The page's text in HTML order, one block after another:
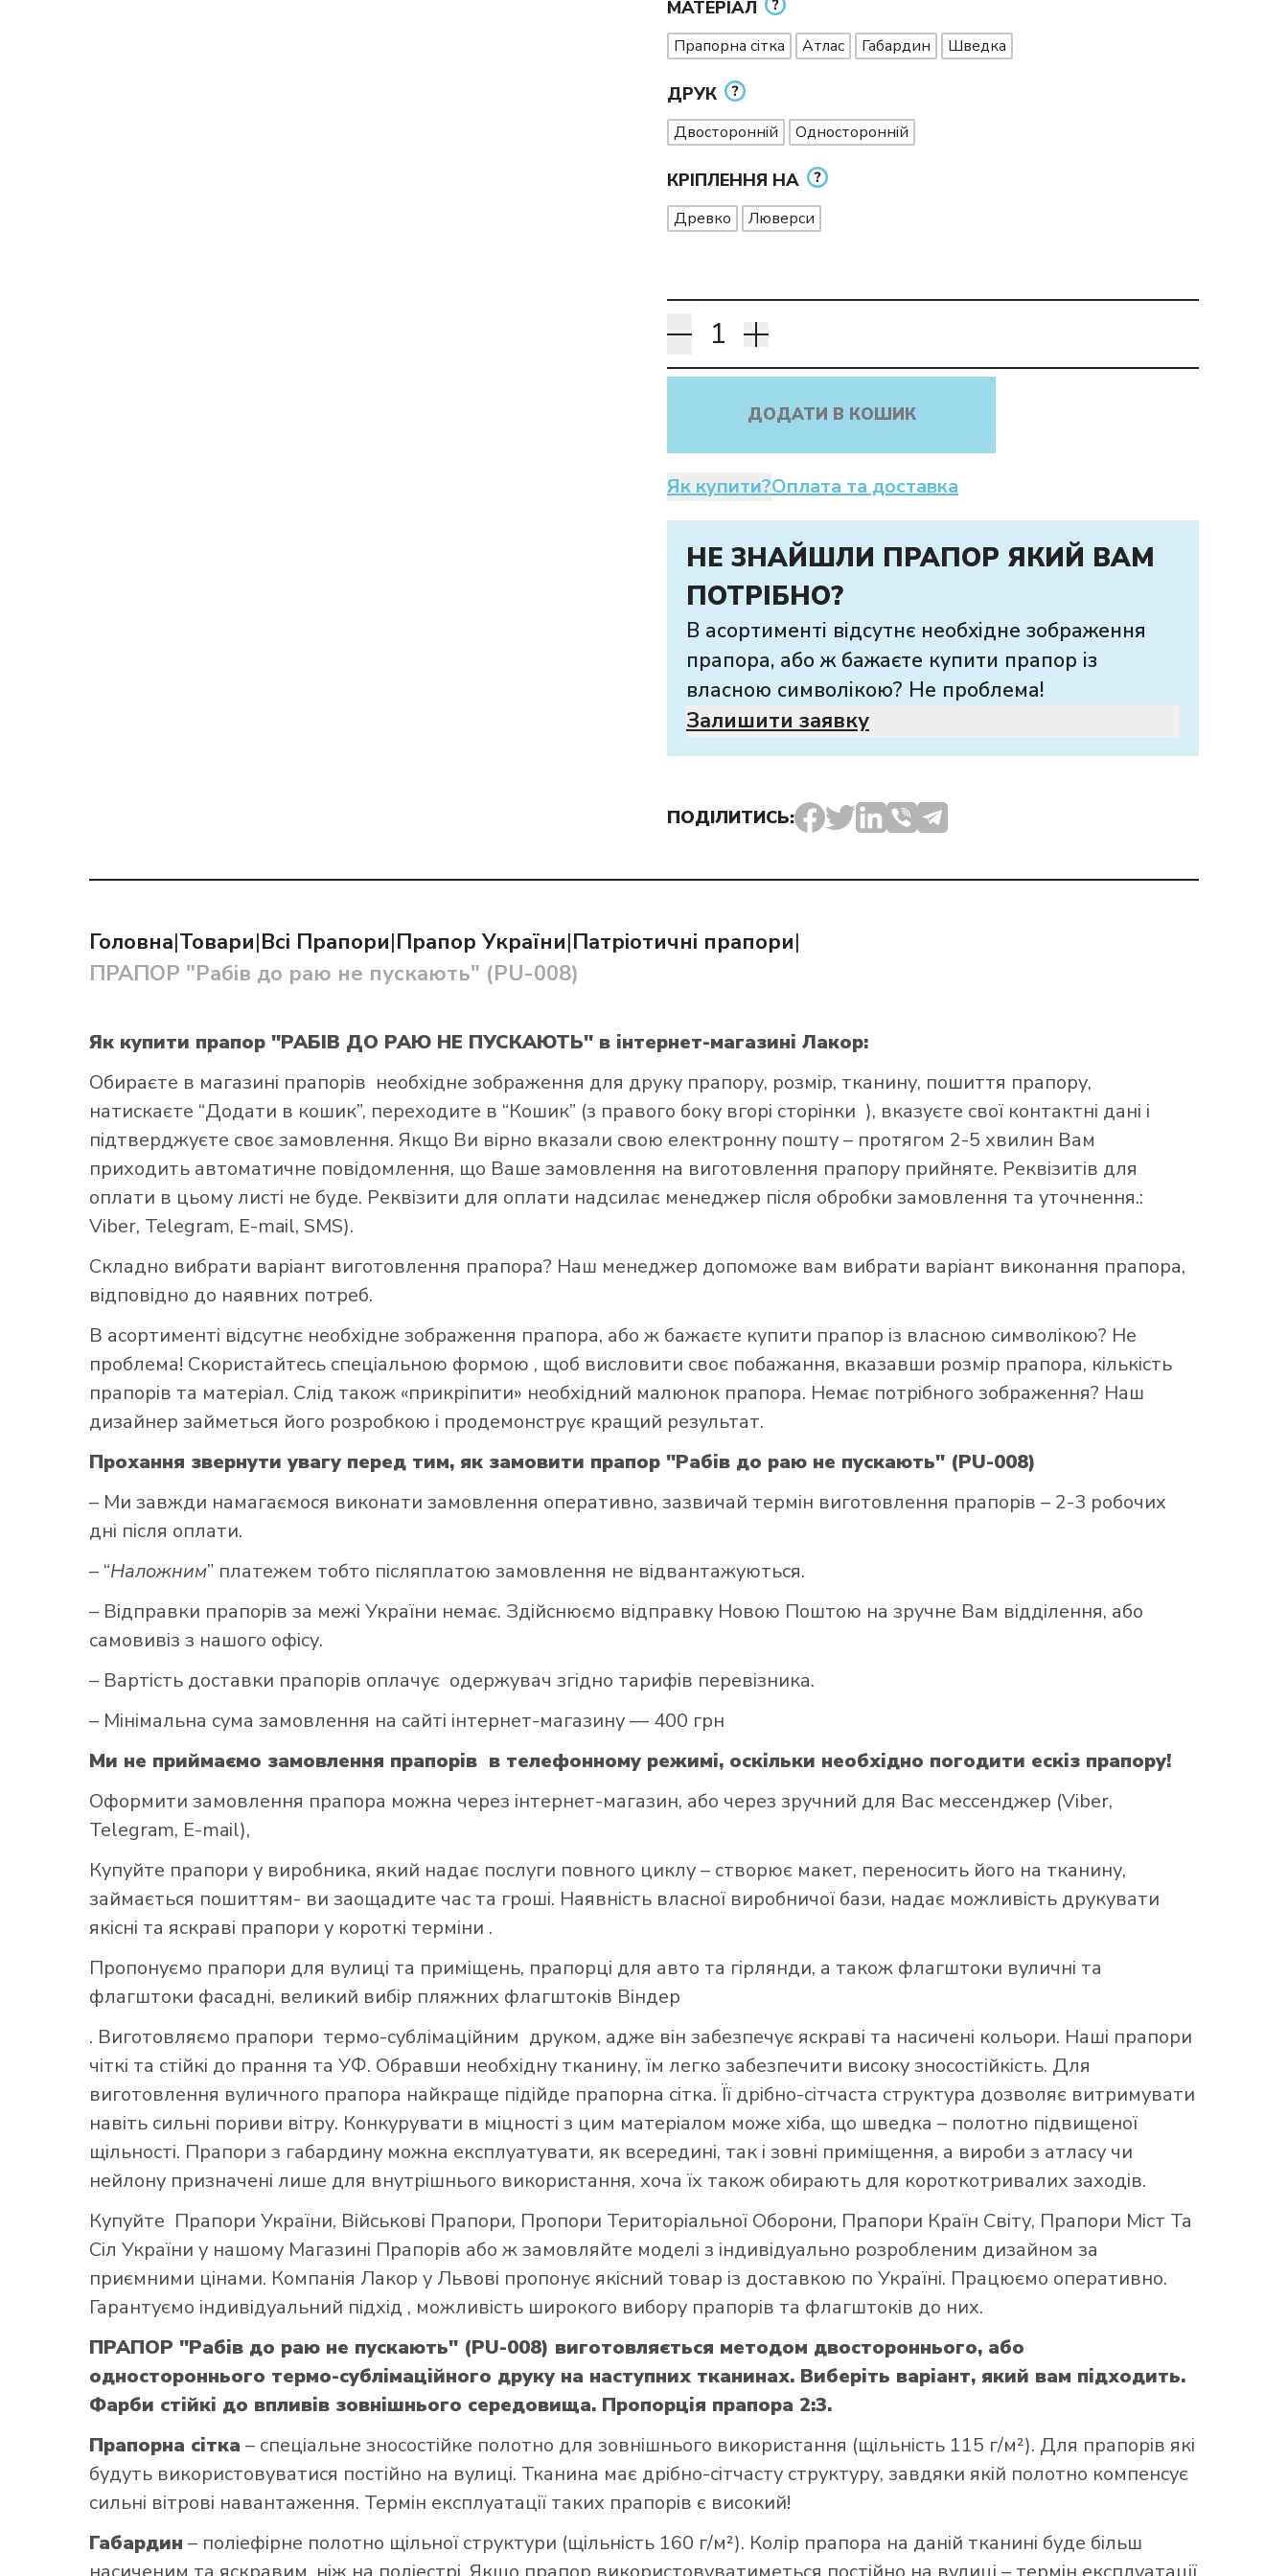
МАТЕРІАЛ
Прапорна сітка Атлас Габардин Шведка
ДРУК
Двосторонній Односторонній
КРІПЛЕННЯ НА
Древко Люверси
ДОДАТИ В КОШИК
Як купити?Оплата та доставка
НЕ ЗНАЙШЛИ ПРАПОР ЯКИЙ ВАМ
ПОТРІБНО?
В асортименті відсутнє необхідне зображення
прапора, або ж бажаєте купити прапор із
власною символікою? Не проблема!
Залишити заявку
ПОДІЛИТИСЬ:
Головна|Товари|Всі Прапори|Прапор України|Патріотичні прапори|
ПРАПОР "Рабів до раю не пускають" (PU-008)
Як купити прапор "РАБІВ ДО РАЮ НЕ ПУСКАЮТЬ" в інтернет-магазині Лакор:
Обираєте в магазині прапорів необхідне зображення для друку прапору, розмір, тканину, пошиття прапору,
натискаєте “Додати в кошик”, переходите в “Кошик” (з правого боку вгорі сторінки ), вказуєте свої контактні дані і
підтверджуєте своє замовлення. Якщо Ви вірно вказали свою електронну пошту – протягом 2-5 хвилин Вам
приходить автоматичне повідомлення, що Ваше замовлення на виготовлення прапору прийняте. Реквізитів для
оплати в цьому листі не буде. Реквізити для оплати надсилає менеджер після обробки замовлення та уточнення.:
Viber, Telegram, E-mail, SMS).
Складно вибрати варіант виготовлення прапора? Наш менеджер допоможе вам вибрати варіант виконання прапора,
відповідно до наявних потреб.
В асортименті відсутнє необхідне зображення прапора, або ж бажаєте купити прапор із власною символікою? Не
проблема! Скористайтесь спеціальною формою , щоб висловити своє побажання, вказавши розмір прапора, кількість
прапорів та матеріал. Слід також «прикріпити» необхідний малюнок прапора. Немає потрібного зображення? Наш
дизайнер займеться його розробкою і продемонструє кращий результат.
Прохання звернути увагу перед тим, як замовити прапор "Рабів до раю не пускають" (PU-008)
– Ми завжди намагаємося виконати замовлення оперативно, зазвичай термін виготовлення прапорів – 2-3 робочих
дні після оплати.
– “Наложним” платежем тобто післяплатою замовлення не відвантажуються.
– Відправки прапорів за межі України немає. Здійснюємо відправку Новою Поштою на зручне Вам відділення, або
самовивіз з нашого офісу.
– Вартість доставки прапорів оплачує одержувач згідно тарифів перевізника.
– Мінімальна сума замовлення на сайті інтернет-магазину — 400 грн
Ми не приймаємо замовлення прапорів в телефонному режимі, оскільки необхідно погодити ескіз прапору!
Оформити замовлення прапора можна через інтернет-магазин, або через зручний для Вас мессенджер (Viber,
Telegram, E-mail),
Купуйте прапори у виробника, який надає послуги повного циклу – створює макет, переносить його на тканину,
займається пошиттям- ви заощадите час та гроші. Наявність власної виробничої бази, надає можливість друкувати
якісні та яскраві прапори у короткі терміни .
Пропонуємо прапори для вулиці та приміщень, прапорці для авто та гірлянди, а також флагштоки вуличні та
флагштоки фасадні, великий вибір пляжних флагштоків Віндер
. Виготовляємо прапори термо-сублімаційним друком, адже він забезпечує яскраві та насичені кольори. Наші прапори
чіткі та стійкі до прання та УФ. Обравши необхідну тканину, їм легко забезпечити високу зносостійкість. Для
виготовлення вуличного прапора найкраще підійде прапорна сітка. Її дрібно-сітчаста структура дозволяє витримувати
навіть сильні пориви вітру. Конкурувати в міцності з цим матеріалом може хіба, що шведка – полотно підвищеної
щільності. Прапори з габардину можна експлуатувати, як всередині, так і зовні приміщення, а вироби з атласу чи
нейлону призначені лише для внутрішнього використання, хоча їх також обирають для короткотривалих заходів.
Купуйте Прапори України, Військові Прапори, Пропори Територіальної Оборони, Прапори Країн Світу, Прапори Міст Та
Сіл України у нашому Магазині Прапорів або ж замовляйте моделі з індивідуально розробленим дизайном за
приємними цінами. Компанія Лакор у Львові пропонує якісний товар із доставкою по Україні. Працюємо оперативно.
Гарантуємо індивідуальний підхід , можливість широкого вибору прапорів та флагштоків до них.
ПРАПОР "Рабів до раю не пускають" (PU-008) виготовляється методом двостороннього, або
одностороннього термо-сублімаційного друку на наступних тканинах. Виберіть варіант, який вам підходить.
Фарби стійкі до впливів зовнішнього середовища. Пропорція прапора 2:3.
Прапорна сітка – спеціальне зносостійке полотно для зовнішнього використання (щільність 115 г/м²). Для прапорів які
будуть використовуватися постійно на вулиці. Тканина має дрібно-сітчасту структуру, завдяки якій полотно компенсує
сильні вітрові навантаження. Термін експлуатації таких прапорів є високий!
Габардин – поліефірне полотно щільної структури (щільність 160 г/м²). Колір прапора на даній тканині буде більш